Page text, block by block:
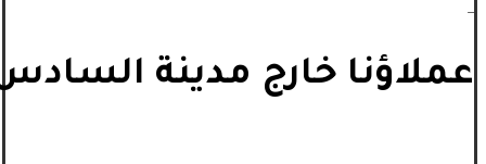
_
عملاؤنا خارج مدينة